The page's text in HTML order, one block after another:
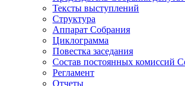
Тексты выступлений
Структура
Аппарат Собрания
Циклограмма
Повестка заседания
Состав постоянных комиссий
Регламент
Отчеты